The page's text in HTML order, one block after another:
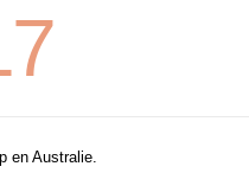
en Australie.